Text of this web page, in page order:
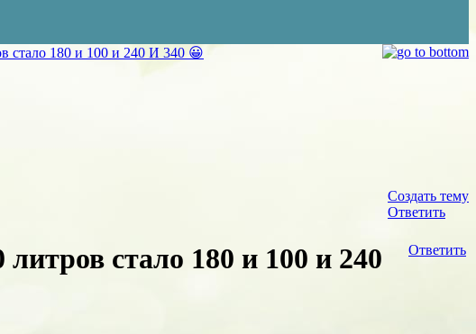
стало 180 и 100 и 240 И 340 😀
Создать тему
Ответить
Ответить
стало 180 и 100 и 240